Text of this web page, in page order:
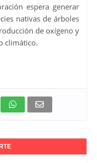
espera generar
nativas de árboles
de oxígeno y
climático.